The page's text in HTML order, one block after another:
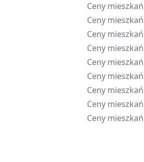
Ceny
Ceny mieszkań
Ceny mieszkań
Ceny mieszkań
Ceny mieszkań
Ceny mieszkań
Ceny mieszkań
Ceny
Ceny